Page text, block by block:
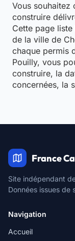
Vous souhaitez
construire
Cette page
de la ville de
chaque permis
Pouilly, vous
construire, la
concernées, la
France
Site indépendant
Données issues de
Navigation
Accueil